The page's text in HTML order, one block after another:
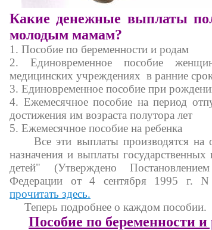
Какие денежные выплаты
молодым мамам?
1. Пособие по беременности и родам
2. Единовременное пособие
медицинских учреждениях в ранние
3. Единовременное пособие при
4. Ежемесячное пособие на период
достижения им возраста полутора лет
5. Ежемесячное пособие на ребенка
Все эти выплаты производятся на
назначения и выплаты
детей" (Утверждено
Федерации от 4 сентября 1995 г.
прочитать здесь.
Теперь подробнее о каждом пособии.
Пособие по беременности и